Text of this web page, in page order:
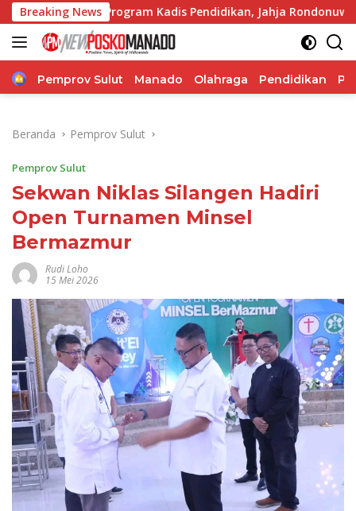
Langsung
ke
konten
Breaking News
Program Kadis Pendidikan, Jahja Rondonuwu
Home
Pemprov Sulut Manado Olahraga Pendidikan
Beranda Pemprov Sulut
Pemprov Sulut
Sekwan Niklas Silangen Hadiri
Open Turnamen Minsel
Bermazmur
Rudi Loho
15 Mei 2026